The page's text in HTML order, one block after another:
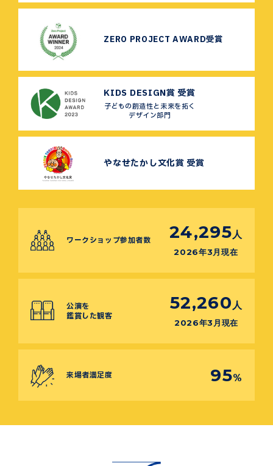
ZERO PROJECT AWARD受賞
KIDS DESIGN賞 受賞
子どもの創造性と未来を拓く
デザイン部門
やなせたかし文化賞 受賞
ワークショップ参加者数 24,295 人
2026年3月現在
公演を
鑑賞した観客
52,260 人
2026年3月現在
来場者満足度 95%